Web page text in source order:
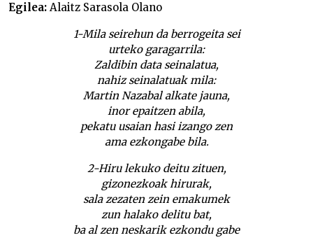
Egilea: Alaitz Sarasola Olano
1-Mila seirehun da berrogeita sei
urteko garagarrila:
Zaldibin data seinalatua,
nahiz seinalatuak mila:
Martin Nazabal alkate jauna,
inor epaitzen abila,
pekatu usaian hasi izango zen
ama ezkongabe bila.
2-Hiru lekuko deitu zituen,
gizonezkoak hirurak,
sala zezaten zein emakumek
zun halako delitu bat,
ba al zen neskarik ezkondu gabe